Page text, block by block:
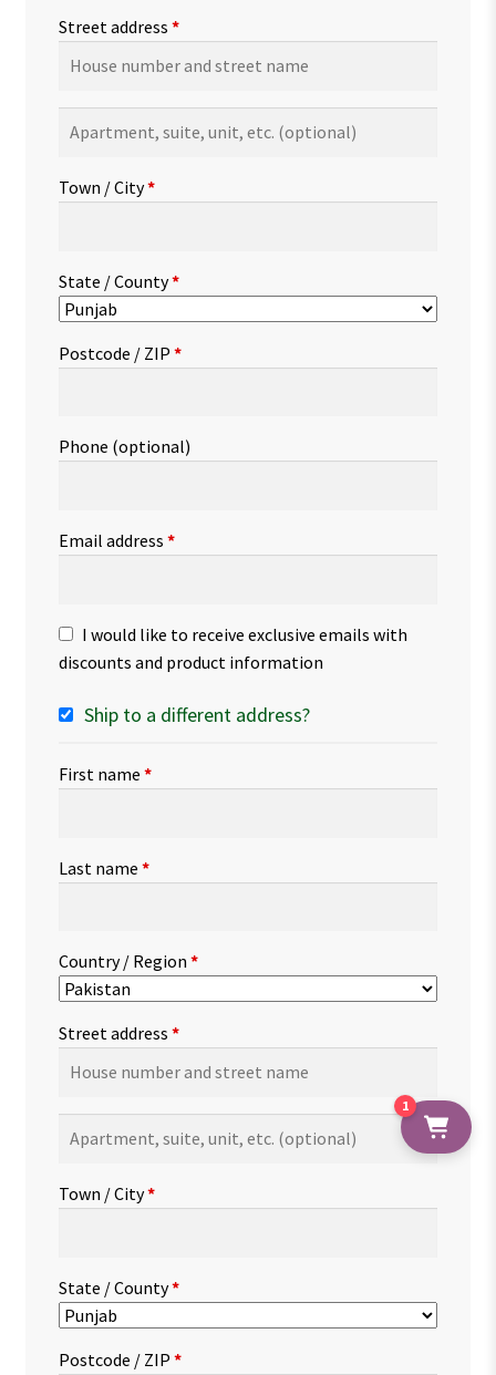
Street address *
suite,
etc.(optional)
Town / City*
State / County*
Postcode / ZIP *
Phone (optional)
Email address *
I would like to receive exclusive emails with
discounts and product information
Ship to a different address?
First name *
Last name *
Country / Region *
Street address *
suite,
etc.(optional)
Town / City*
State / County*
Postcode / ZIP *
1